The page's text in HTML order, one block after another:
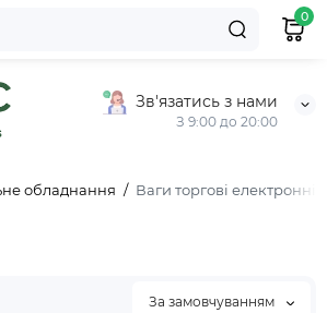
Зв'язатись з нами
З 9:00 до 20:00
0
обладнання Ваги торгові електронні
За замовчуванням